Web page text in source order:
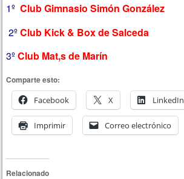
1º Club Gimnasio Simón González
2ºClub Kick & Box de Salceda
3ºClub Mat,s de Marín
Comparte esto:
Facebook
X LinkedIn
Imprimir Correo electrónico
Relacionado